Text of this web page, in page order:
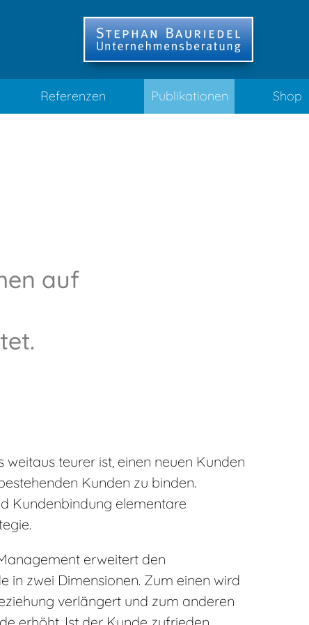
Referenzen Publikationen Shop
auf
weitaus teurer ist, einen neuen Kunden
Kunden zu binden.
Kundenbindung elementare
erweitert den
in zwei Dimensionen. Zum einen wird
verlängert und zum anderen